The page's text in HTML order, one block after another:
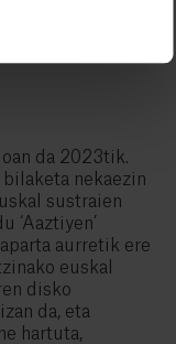
da 2023tik.
nekaezin
sustraien
‘Aaztiyen’
aurretik ere
euskal
disko
da, eta
hartuta,